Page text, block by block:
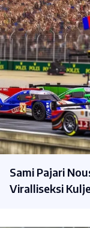
Sami Pajari
Viralliseksi